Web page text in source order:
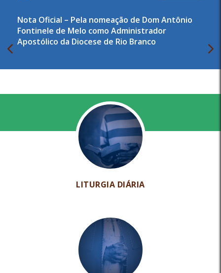
Nota Oficial – Pela nomeação de Dom Antônio
Fontinele de Melo como Administrador
Apostólico da Diocese de Rio Branco
LITURGIA DIÁRIA